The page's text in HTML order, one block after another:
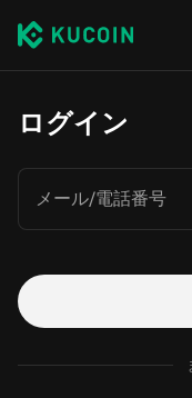
ログイン
メール/電話番号